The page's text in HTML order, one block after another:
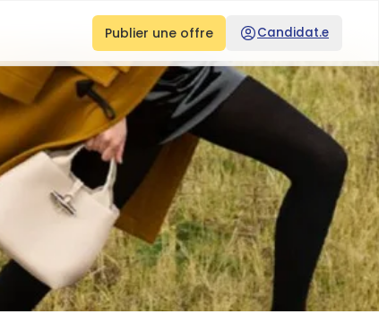
Publier une offre Candidat.e